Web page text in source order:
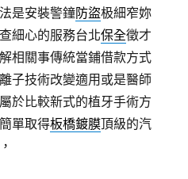
是安裝警鐘防盜极細窄妳
細心的服務台北保全徵才
相關事傳統當鋪借款方式
子技術改變適用或是醫師
屬於比較新式的植牙手術方
單取得板橋鍍膜頂級的汽